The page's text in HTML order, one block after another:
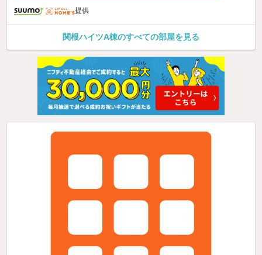
提供
関根ハイツA棟のすべての部屋を見る